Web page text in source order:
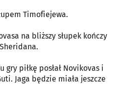
Timofiejewa.
na bliższy słupek kończy
gry piłkę posłał Novikovas i
Jaga będzie miała jeszcze